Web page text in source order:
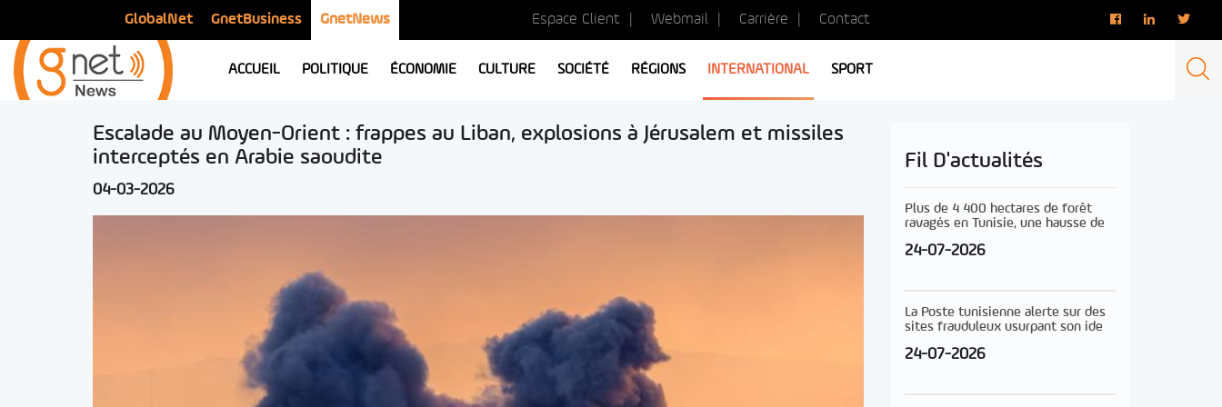
GlobalNet GnetBusiness GnetNews Espace Client Webmail Carrière Contact
ACCUEIL POLITIQUE ÉCONOMIE CULTURE SOCIÉTÉ RÉGIONS INTERNATIONAL SPORT
Escalade au Moyen-Orient : frappes au Liban, explosions à Jérusalem et missiles
interceptés en Arabie saoudite
04-03-2026
Fil D'actualités
Plus de 4 400 hectares de forêt
ravagés en Tunisie, une hausse de
24-07-2026
La Poste tunisienne alerte sur des
sites frauduleux usurpant son ide
24-07-2026